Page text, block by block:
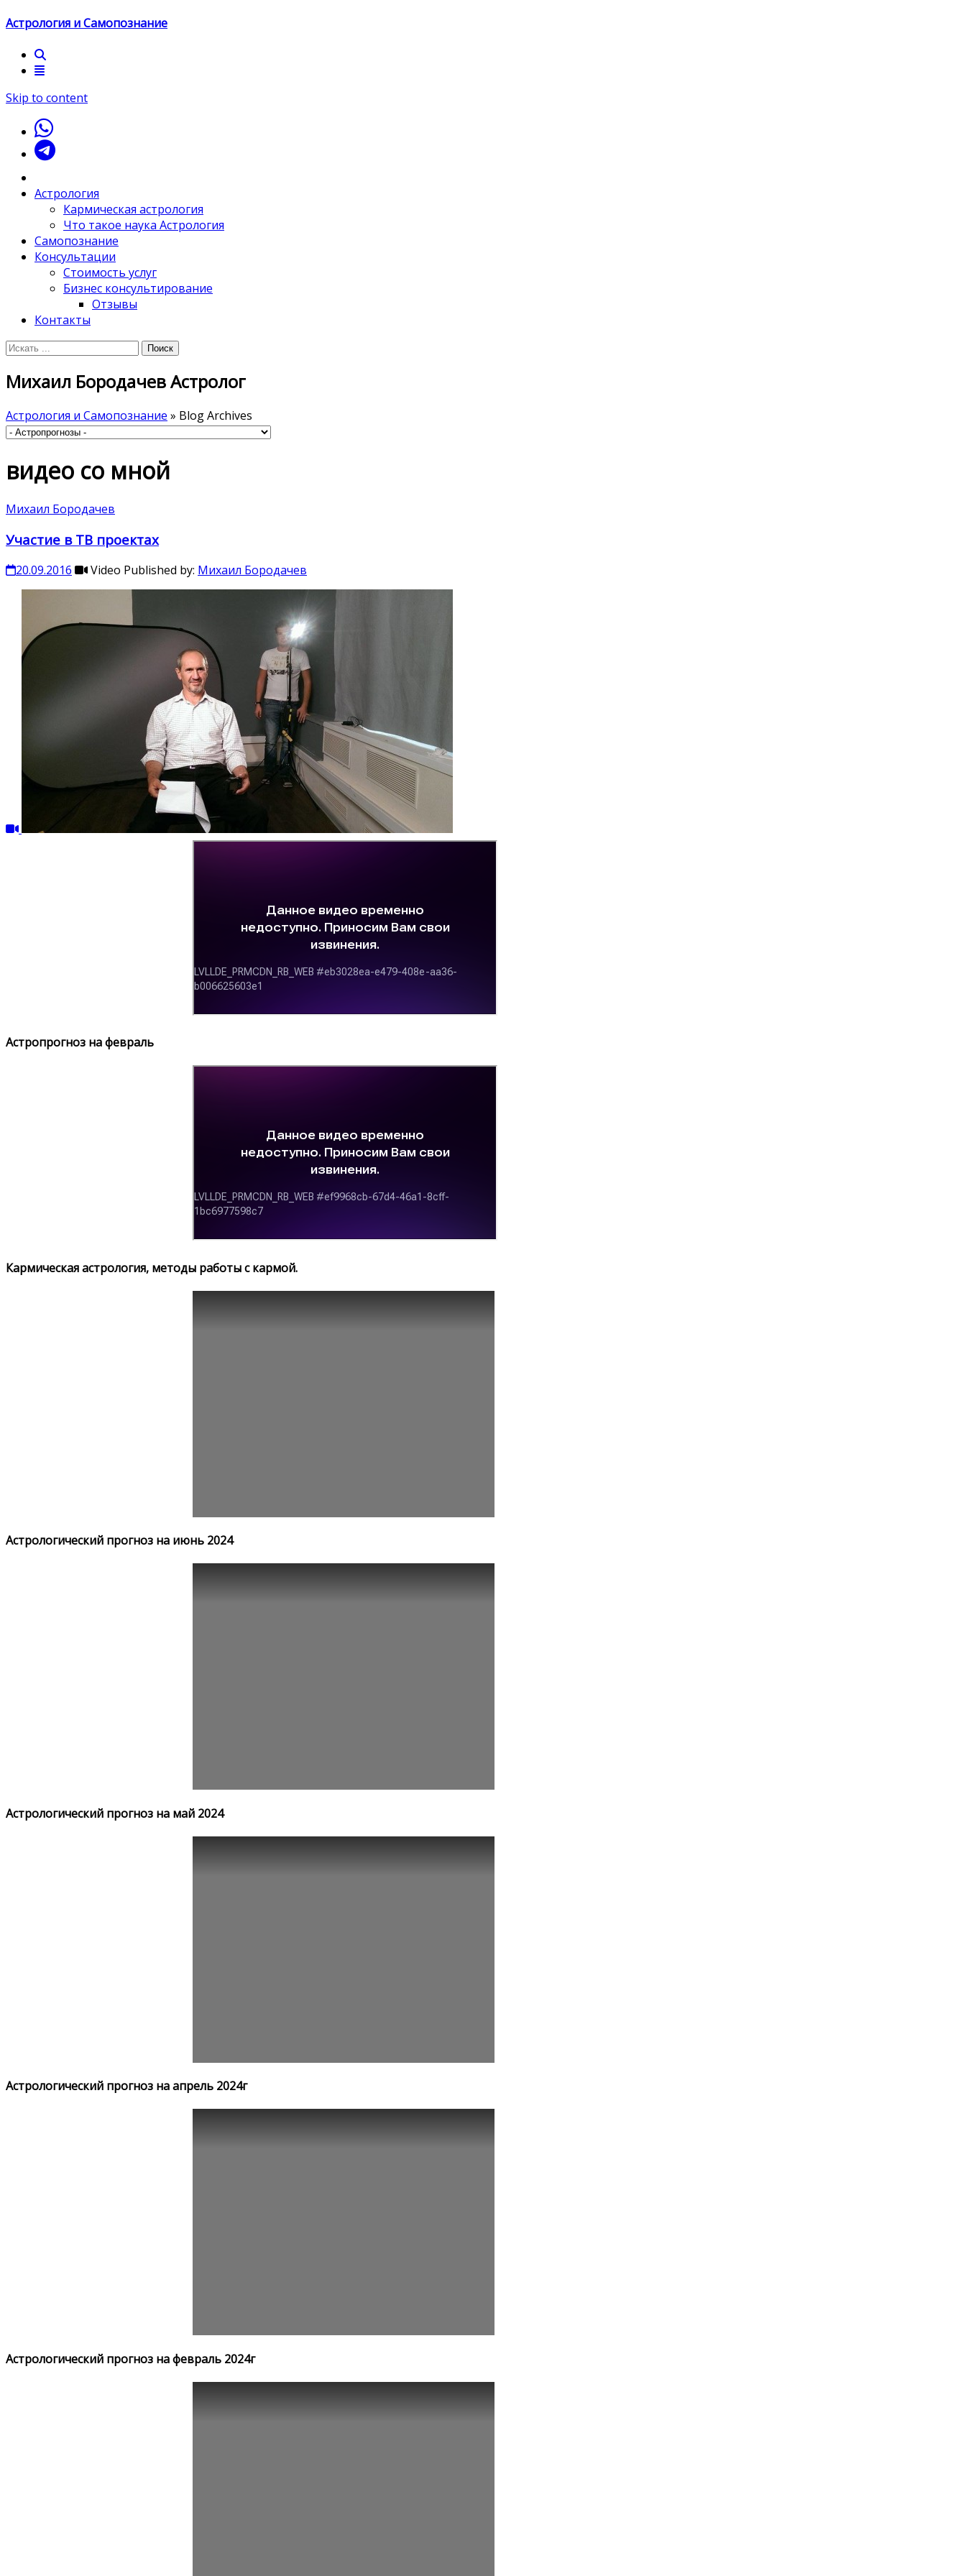
Астрология и Самопознание
Skip to content
Астрология
Кармическая астрология
Что такое наука Астрология
Самопознание
Консультации
Стоимость услуг
Бизнес консультирование
Отзывы
Контакты
Михаил Бородачев Астролог
Астрология и Самопознание » Blog Archives
видео со мной
Михаил Бородачев
Участие в ТВ проектах
20.09.2016 Video Published by: Михаил Бородачев
Астропрогноз на февраль
Кармическая астрология, методы работы с кармой.
Астрологический прогноз на июнь 2024
Астрологический прогноз на май 2024
Астрологический прогноз на апрель 2024г
Астрологический прогноз на февраль 2024г